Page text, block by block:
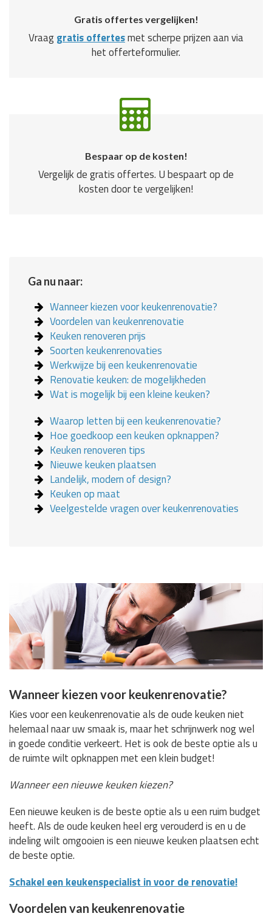
Gratis offertes vergelijken!
Vraaggratis offertesmet scherpe prijzen aan via
het offerteformulier.
Bespaar op de kosten!
Vergelijk de gratis offertes. U bespaart op de
kosten door te vergelijken!
Ga nu naar:
Wanneer kiezen voor keukenrenovatie?
Voordelen van keukenrenovatie
Keuken renoveren prijs
Soorten keukenrenovaties
Werkwijze bij een keukenrenovatie
Renovatie keuken: de mogelijkheden
Wat is mogelijk bij een kleine keuken?
Waarop letten bij een keukenrenovatie?
Hoe goedkoop een keuken opknappen?
Keuken renoveren tips
Nieuwe keuken plaatsen
Landelijk, modern of design?
Keuken op maat
Veelgestelde vragen over keukenrenovaties
Wanneer kiezen voor keukenrenovatie?
Kies voor een keukenrenovatie als de oude keuken niet
helemaal naar uw smaak is, maar het schrijnwerk nog wel
in goede conditie verkeert. Het is ook de beste optie als u
de ruimte wilt opknappen met een klein budget!
Wanneer een nieuwe keuken kiezen?
Een nieuwe keuken is de beste optie als u een ruim budget
heeft. Als de oude keuken heel erg verouderd is en u de
indeling wilt omgooien is een nieuwe keuken plaatsen echt
de beste optie.
Schakel een keukenspecialist in voor de renovatie!
Voordelen van keukenrenovatie